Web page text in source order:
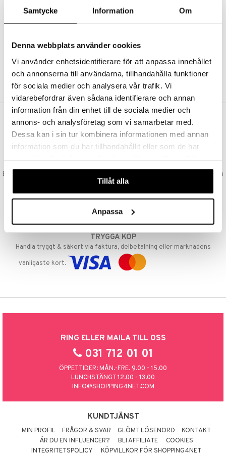
Samtycke Information Om
Denna webbplats använder cookies
Vi använder enhetsidentifierare för att anpassa innehållet
och annonserna till användarna, tillhandahålla funktioner
för sociala medier och analysera vår trafik. Vi
vidarebefordrar även sådana identifierare och annan
information från din enhet till de sociala medier och
annons- och analysföretag som vi samarbetar med.
Dessa kan i sin tur kombinera informationen med annan
information som du har tillhandahållit eller som de har
våra cookies vid fortsatt användande av vår webbplats.
Tillåt alla
Anpassa
Abonnemang
Bevaka produkter
Recensera produkter
SKAPA KUND
VAD KOSTAR FRAKTEN?
Vi erbjuder fri frakt från 350 kr. Vår gräns för fraktfri leverans bestäms
utifån vilken avdelning du handlar från. Läs mer här »
Beställningar lagda före 14:00 (gäller varor i lager) skickas normalt ut från
oss samma dag.
GODKÄND AV LÄKEMEDELSVERKET
EU-logotypen är symbolen som visar att vi är godkända av
TRYGGA KÖP
Handla tryggt & säkert via faktura, delbetalning eller marknadens
vanligaste kort.
RING ELLER MAILA TILL OSS
031 712 01 01
ÖPPETTIDER: MÅN.-FRE. 9.00 - 15.00
LUNCHSTÄNGT 12.00 - 13.00
INFO@SHOPPING4NET.COM
KUNDTJÄNST
MIN PROFIL FRÅGOR & SVAR GLÖMT LÖSENORD
KONTAKT
ÄR DU EN INFLUENCER?
BLI AFFILIATE
COOKIES
INTEGRITETSPOLICY
KÖPVILLKOR FÖR SHOPPING4NET